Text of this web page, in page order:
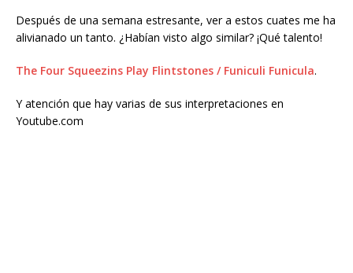
Después de una semana estresante, ver a estos cuates me ha
alivianado un tanto. ¿Habían visto algo similar? ¡Qué talento!
The Four Squeezins Play Flintstones / Funiculi Funicula.
Y atención que hay varias de sus interpretaciones en
Youtube.com